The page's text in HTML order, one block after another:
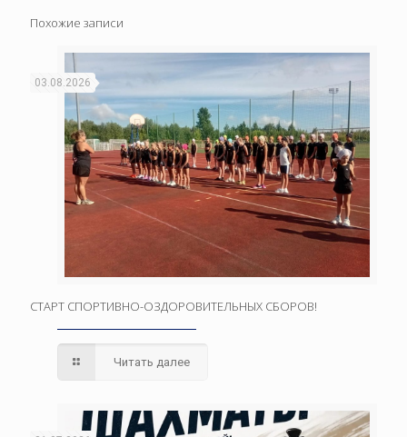
Похожие записи
03.08.2026
СТАРТ СПОРТИВНО-ОЗДОРОВИТЕЛЬНЫХ СБОРОВ!
Читать далее